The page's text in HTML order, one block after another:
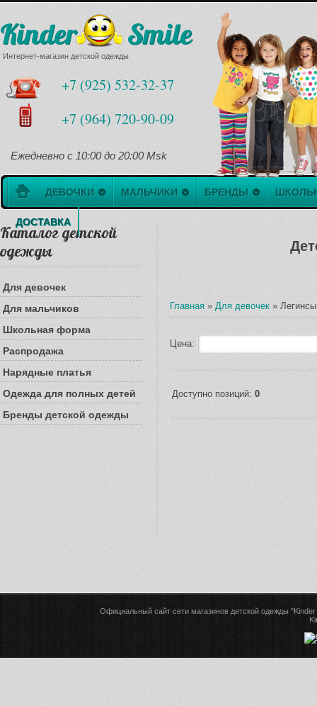
Kinder Smile
Интернет-магазин детской одежды
+7 (925) 532-32-37
+7 (964) 720-90-09
Ежедневно с 10:00 до 20:00 Msk
ДЕВОЧКИ МАЛЬЧИКИ БРЕНДЫ
ДОСТАВКА
Каталог детской
одежды
Для девочек
Для мальчиков
Школьная форма
Распродажа
Нарядные платья
Одежда для полных детей
Бренды детской одежды
Главная » Для девочек »
Цена:
Доступно позиций: 0
Официальный сайт сети магазинов детской одежды